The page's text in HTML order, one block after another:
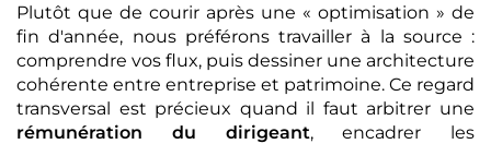
Plutôt que de courir après une « optimisation » de
fin d'année, nous préférons travailler à la source :
comprendre vos flux, puis dessiner une architecture
cohérente entre entreprise et patrimoine. Ce regard
transversal est précieux quand il faut arbitrer une
rémunération du dirigeant, encadrer les